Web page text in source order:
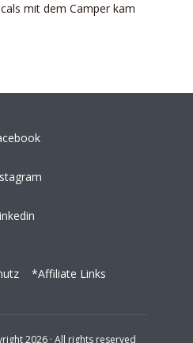
mit dem Camper kam
*Affiliate Links
2026 · All rights reserved